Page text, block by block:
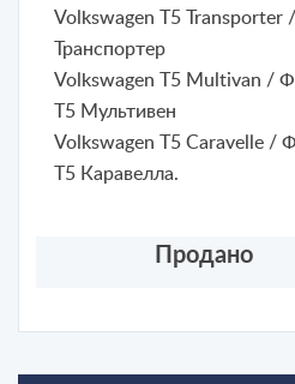
Volkswagen T5 Transporter
Транспортер
Volkswagen T5 Multivan /
Т5 Мультивен
Volkswagen T5 Caravelle /
Т5 Каравелла.
Продано